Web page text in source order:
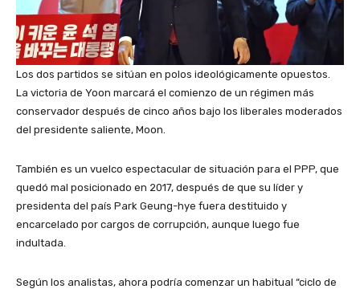
Los dos partidos se sitúan en polos ideológicamente opuestos.
La victoria de Yoon marcará el comienzo de un régimen más
conservador después de cinco años bajo los liberales moderados
del presidente saliente, Moon.
También es un vuelco espectacular de situación para el PPP, que
quedó mal posicionado en 2017, después de que su líder y
presidenta del país Park Geung-hye fuera destituido y
encarcelado por cargos de corrupción, aunque luego fue
indultada.
Según los analistas, ahora podría comenzar un habitual “ciclo de